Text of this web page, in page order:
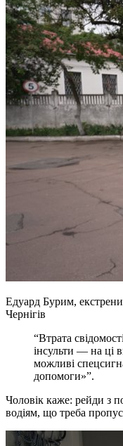
Едуард Бурим,
Чернігів
“Втрата
інсульти — на ці
можливі
допомоги»”.
Чоловік каже: рейди з
водіям, що треба